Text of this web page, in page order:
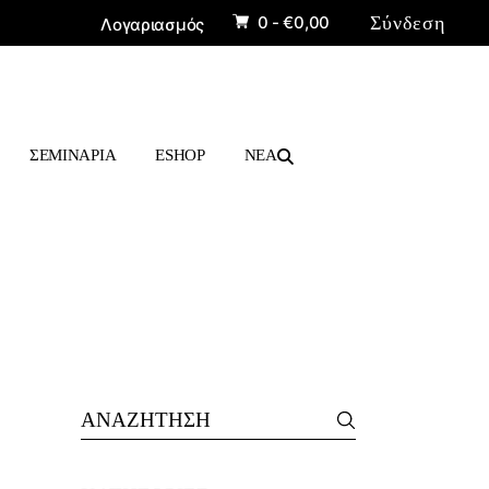
Λογαριασμός 0 -€0,00 Σύνδεση
ΣΕΜΙΝΑΡΙΑ ESHOP ΝΕΑ
Search
for: